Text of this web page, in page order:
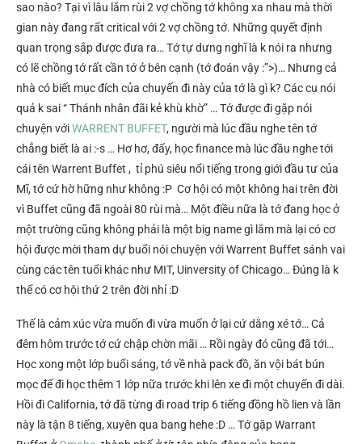
sao nào? Tại vì lâu lắm rùi 2 vợ chồng tớ không xa nhau mà thời
gian này đang rất critical với 2 vợ chồng tớ. Những quyết định
quan trọng sắp được đưa ra… Tớ tự dưng nghĩ là k nói ra nhưng
có lẽ chồng tớ rất cần tớ ở bên cạnh (tớ đoán vậy :”>)… Nhưng cả
nhà có biết mục đích của chuyến đi này của tớ là gì k? Các cụ nói
quả k sai “ Thánh nhân đãi kẻ khù khờ” … Tớ được đi gặp nói
chuyện vớiWARRENT BUFFET, người mà lúc đầu nghe tên tớ
chẳng biết là ai :-s … Hơ hơ, đấy, học finance mà lúc đầu nghe tới
cái tên Warrent Buffet , tỉ phú siêu nổi tiếng trong giới đầu tư của
Mĩ, tớ cứ hờ hững như không :P Cơ hội có một không hai trên đời
vì Buffet cũng đã ngoài 80 rùi mà… Một điều nữa là tớ đang học ở
một trường cũng không phải là một big name gì lắm mà lại có cơ
hội được mời tham dự buổi nói chuyện với Warrent Buffet sánh vai
cùng các tên tuổi khác như MIT, Uinversity of Chicago… Đúng là k
thể có cơ hội thứ 2 trên đời nhỉ :D
Thế là cảm xúc vừa muốn đi vừa muốn ở lại cứ dằng xé tớ… Cả
đêm hôm trước tớ cứ chập chờn mãi … Rồi ngày đó cũng đã tới…
Học xong một lớp buổi sáng, tớ về nhà pack đồ, ăn vội bát bún
mọc để đi học thêm 1 lớp nữa trước khi lên xe đi một chuyến đi dài.
Hồi đi California, tớ đã từng đi road trip 6 tiếng đồng hồ lien và lần
này là tận 8 tiếng, xuyên qua bang hehe :D … Tớ gặp Warrant